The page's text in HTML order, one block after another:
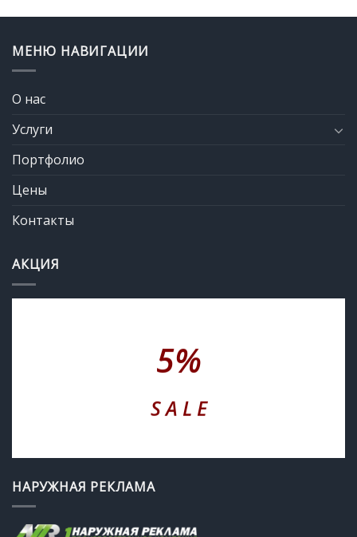
МЕНЮ НАВИГАЦИИ
О нас
Услуги
Портфолио
Цены
Контакты
АКЦИЯ
5%
S A L E
НАРУЖНАЯ РЕКЛАМА